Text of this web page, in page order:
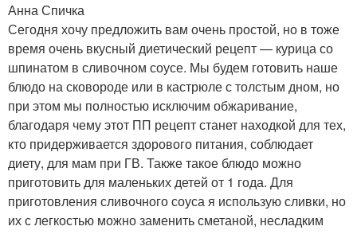
Анна Спичка
Сегодня хочу предложить вам очень простой, но в тоже
время очень вкусный диетический рецепт — курица со
шпинатом в сливочном соусе. Мы будем готовить наше
блюдо на сковороде или в кастрюле с толстым дном, но
при этом мы полностью исключим обжаривание,
благодаря чему этот ПП рецепт станет находкой для тех,
кто придерживается здорового питания, соблюдает
диету, для мам при ГВ. Также такое блюдо можно
приготовить для маленьких детей от 1 года. Для
приготовления сливочного соуса я использую сливки, но
их с легкостью можно заменить сметаной, несладким